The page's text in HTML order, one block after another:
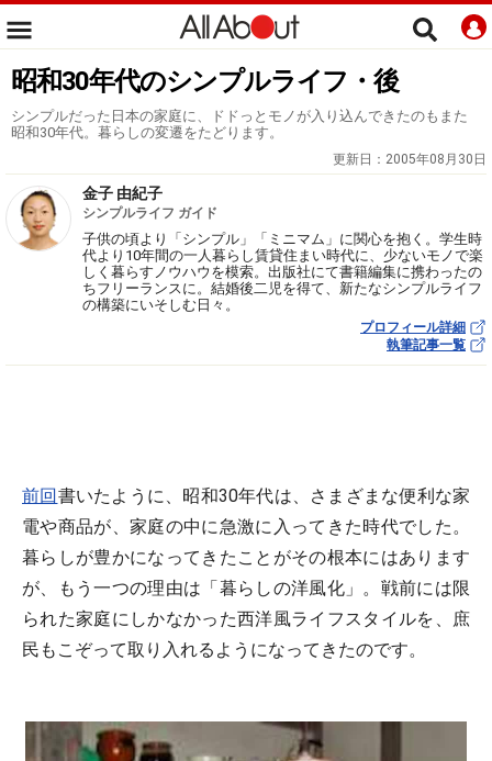
昭和30年代のシンプルライフ・後
シンプルだった日本の家庭に、ドドっとモノが入り込んできたのもまた
昭和30年代。暮らしの変遷をたどります。
更新日： 2005年08月30日
金子 由紀子
シンプルライフ ガイド
子供の頃より「シンプル」「ミニマム」に関心を抱く。学生時
代より10年間の一人暮らし賃貸住まい時代に、少ないモノで楽
しく暮らすノウハウを模索。出版社にて書籍編集に携わったの
ちフリーランスに。結婚後二児を得て、新たなシンプルライフ
の構築にいそしむ日々。
プロフィール詳細
執筆記事一覧
前回書いたように、昭和30年代は、さまざまな便利な家
電や商品が、家庭の中に急激に入ってきた時代でした。
暮らしが豊かになってきたことがその根本にはあります
が、もう一つの理由は「暮らしの洋風化」。戦前には限
られた家庭にしかなかった西洋風ライフスタイルを、庶
民もこぞって取り入れるようになってきたのです。